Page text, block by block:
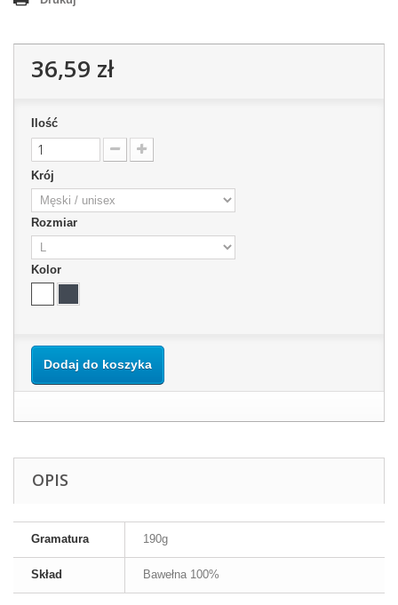
36,59 zł
Ilość
Krój
Rozmiar
Kolor
Dodaj do koszyka
OPIS
Gramatura 190g
Skład Bawełna 100%